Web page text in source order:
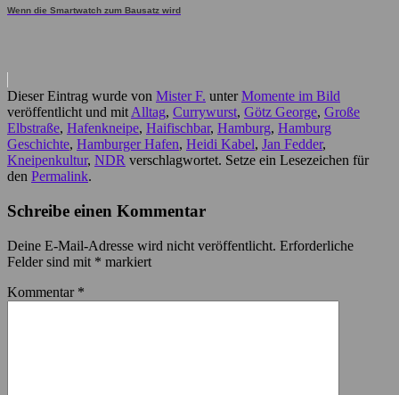
Wenn die Smartwatch zum Bausatz wird
Dieser Eintrag wurde von Mister F. unterMomente im Bild
veröffentlicht und mit Alltag, Currywurst, Götz George, Große
Elbstraße, Hafenkneipe, Haifischbar, Hamburg, Hamburg
Geschichte, Hamburger Hafen, Heidi Kabel, Jan Fedder,
Kneipenkultur, NDR verschlagwortet. Setze ein Lesezeichen für
den Permalink.
Schreibe einen Kommentar
Deine E-Mail-Adresse wird nicht veröffentlicht. Erforderliche
Felder sind mit * markiert
Kommentar *